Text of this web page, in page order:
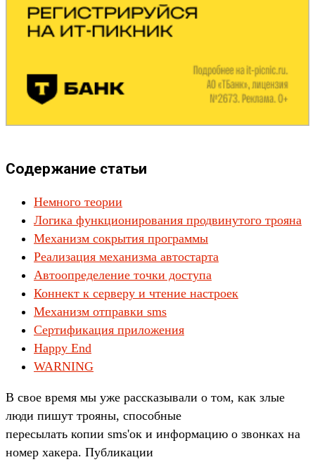
Содержание статьи
Немного теории
Логика функционирования продвинутого трояна
Механизм сокрытия программы
Реализация механизма автостарта
Автоопределение точки доступа
Коннект к серверу и чтение настроек
Механизм отправки sms
Сертификация приложения
Happy End
WARNING
В свое время мы уже рассказывали о том, как злые
люди пишут трояны, способные
пересылать копии sms'ок и информацию о звонках на
номер хакера. Публикации